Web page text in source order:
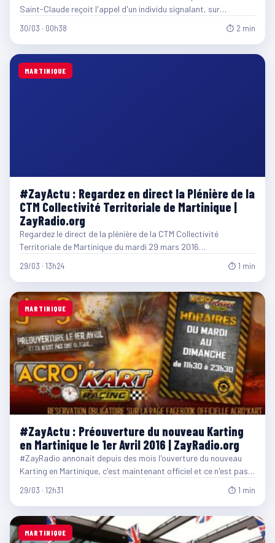
Saint-Claude reçoit l'appel d'un individu signalant, sur…
30/03 · 00h38 ⏱ 2 min
MARTINIQUE
#ZayActu : Regardez en direct la Plénière de la
CTM Collectivité Territoriale de Martinique |
ZayRadio.org
Regardez le direct de la plénière de la CTM Collectivité
Territoriale de Martinique du mardi 29 mars 2016…
29/03 · 13h24 ⏱ 1 min
MARTINIQUE
#ZayActu : Préouverture du nouveau Karting
en Martinique le 1er Avril 2016 | ZayRadio.org
#ZayRadio annonait depuis des mois l'ouverture du nouveau
Karting en Martinique, c'est maintenant officiel et ce n'est pas…
29/03 · 12h31 ⏱ 1 min
MARTINIQUE